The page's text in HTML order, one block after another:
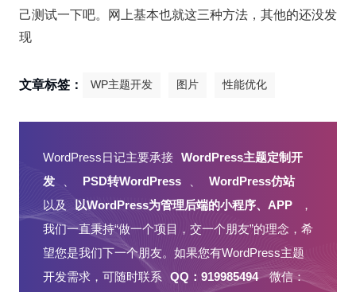
己测试一下吧。网上基本也就这三种方法，其他的还没发
现
文章标签： WP主题开发 图片 性能优化
WordPress日记主要承接 WordPress主题定制开
发
PSD转WordPress
WordPress仿站
以及
以WordPress为管理后端的小程序、APP
，
我们一直秉持“做一个项目，交一个朋友”的理念，希
望您是我们下一个朋友。如果您有WordPress主题
开发需求，可随时联系
QQ：919985494 微信：